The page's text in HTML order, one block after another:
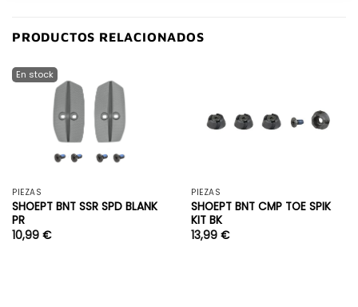
PRODUCTOS RELACIONADOS
PIEZAS
SHOEPT BNT SSR SPD BLANK
PR
10,99 €
PIEZAS
SHOEPT BNT CMP TOE SPIK
KIT BK
13,99 €